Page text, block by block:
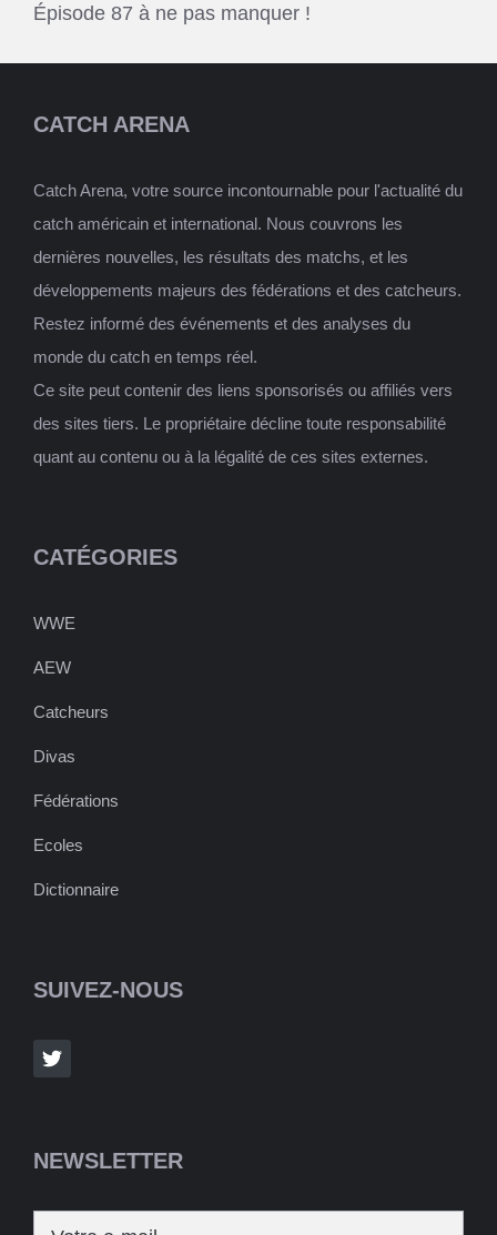
Épisode 87 à ne pas manquer !
CATCH ARENA
Catch Arena, votre source incontournable pour l'actualité du
catch américain et international. Nous couvrons les
dernières nouvelles, les résultats des matchs, et les
développements majeurs des fédérations et des catcheurs.
Restez informé des événements et des analyses du
monde du catch en temps réel.
Ce site peut contenir des liens sponsorisés ou affiliés vers
des sites tiers. Le propriétaire décline toute responsabilité
quant au contenu ou à la légalité de ces sites externes.
CATÉGORIES
WWE
AEW
Catcheurs
Divas
Fédérations
Ecoles
Dictionnaire
SUIVEZ-NOUS
NEWSLETTER